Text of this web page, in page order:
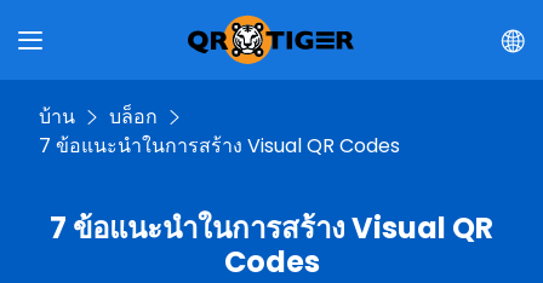
บ้าน
บล็อก
7 ข้อแนะนำในการสร้าง Visual QR Codes
7 ข้อแนะนำในการสร้าง Visual QR
Codes